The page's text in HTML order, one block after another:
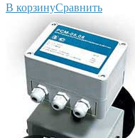
В корзинуСравнить